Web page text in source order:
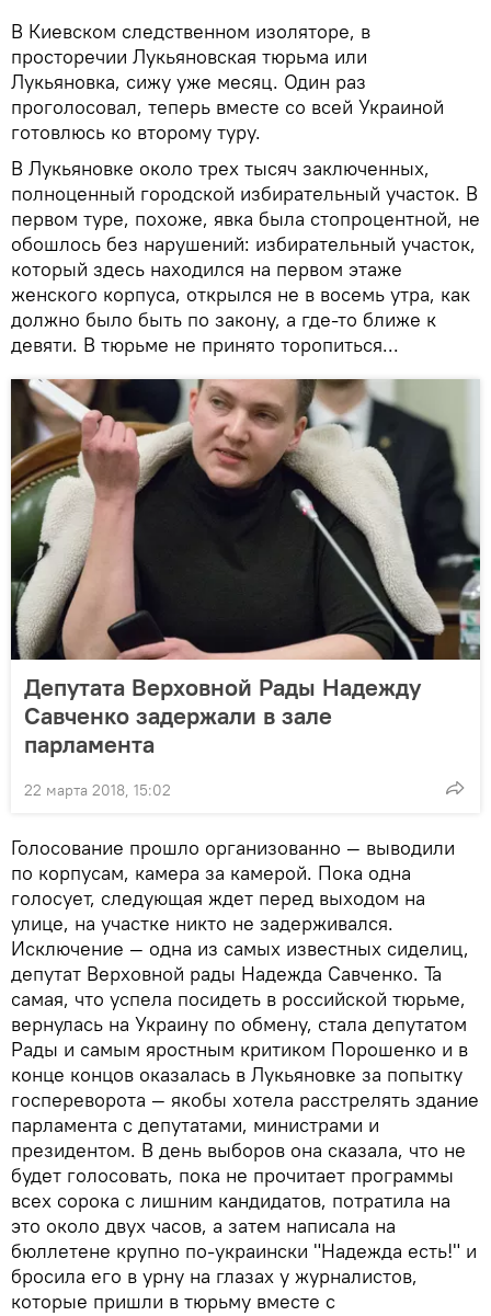
В Киевском следственном изоляторе, в
просторечии Лукьяновская тюрьма или
Лукьяновка, сижу уже месяц. Один раз
проголосовал, теперь вместе со всей Украиной
готовлюсь ко второму туру.
В Лукьяновке около трех тысяч заключенных,
полноценный городской избирательный участок. В
первом туре, похоже, явка была стопроцентной, не
обошлось без нарушений: избирательный участок,
который здесь находился на первом этаже
женского корпуса, открылся не в восемь утра, как
должно было быть по закону, а где-то ближе к
девяти. В тюрьме не принято торопиться...
Депутата Верховной Рады Надежду
Савченко задержали в зале
парламента
22 марта 2018, 15:02
Голосование прошло организованно — выводили
по корпусам, камера за камерой. Пока одна
голосует, следующая ждет перед выходом на
улице, на участке никто не задерживался.
Исключение — одна из самых известных сиделиц,
депутат Верховной рады Надежда Савченко. Та
самая, что успела посидеть в российской тюрьме,
вернулась на Украину по обмену, стала депутатом
Рады и самым яростным критиком Порошенко и в
конце концов оказалась в Лукьяновке за попытку
госпереворота — якобы хотела расстрелять здание
парламента с депутатами, министрами и
президентом. В день выборов она сказала, что не
будет голосовать, пока не прочитает программы
всех сорока с лишним кандидатов, потратила на
это около двух часов, а затем написала на
бюллетене крупно по-украински "Надежда есть!" и
бросила его в урну на глазах у журналистов,
которые пришли в тюрьму вместе с